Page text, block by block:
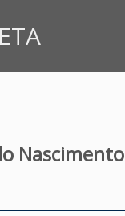
Nascimento